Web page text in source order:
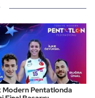
Modern Pentatlonda